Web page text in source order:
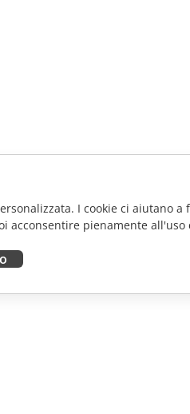
I cookie ci aiutano
acconsentire pienamente